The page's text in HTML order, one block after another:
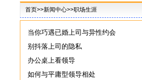
首页>>新闻中心>>职场生涯
当你巧遇已婚上司与异性约会
别抖落上司的隐私
办公桌上看领导
如何与平庸型领导相处